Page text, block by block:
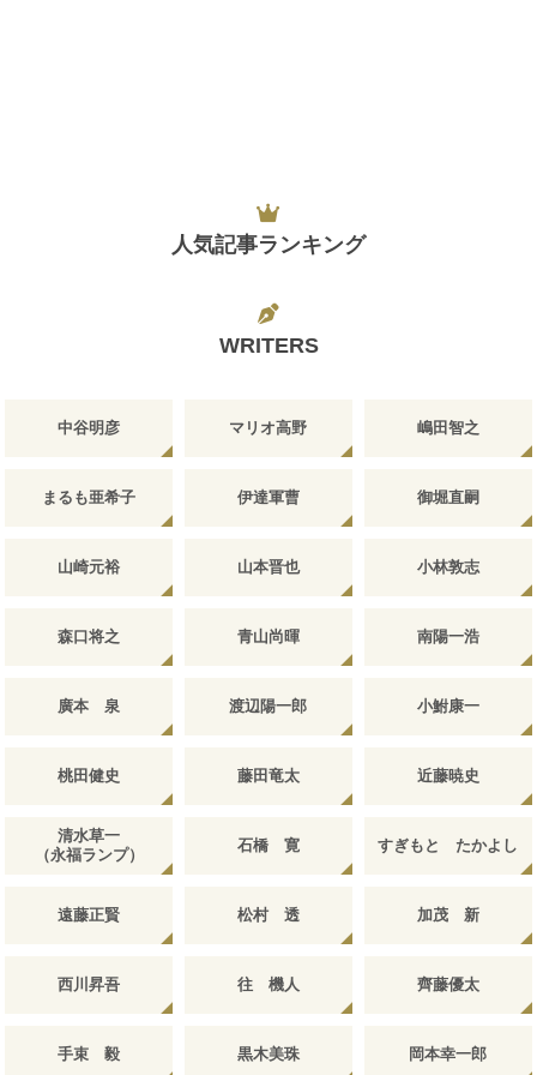
人気記事ランキング
WRITERS
中谷明彦 マリオ高野 嶋田智之
まるも亜希子 伊達軍曹 御堀直嗣
山崎元裕 山本晋也 小林敦志
森口将之 青山尚暉 南陽一浩
廣本 泉 渡辺陽一郎 小鮒康一
桃田健史 藤田竜太 近藤暁史
清水草一
（永福ランプ）
石橋 寛 すぎもと たかよし
遠藤正賢 松村 透 加茂 新
西川昇吾 往 機人 齊藤優太
手束 毅 黒木美珠 岡本幸一郎